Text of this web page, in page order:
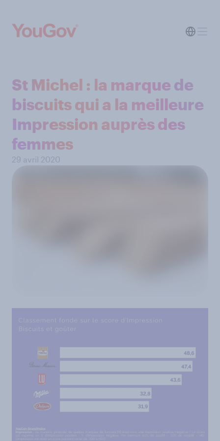
St Michel : la marque de
biscuits qui a la meilleure
Impression auprès des
femmes
29 avril 2020